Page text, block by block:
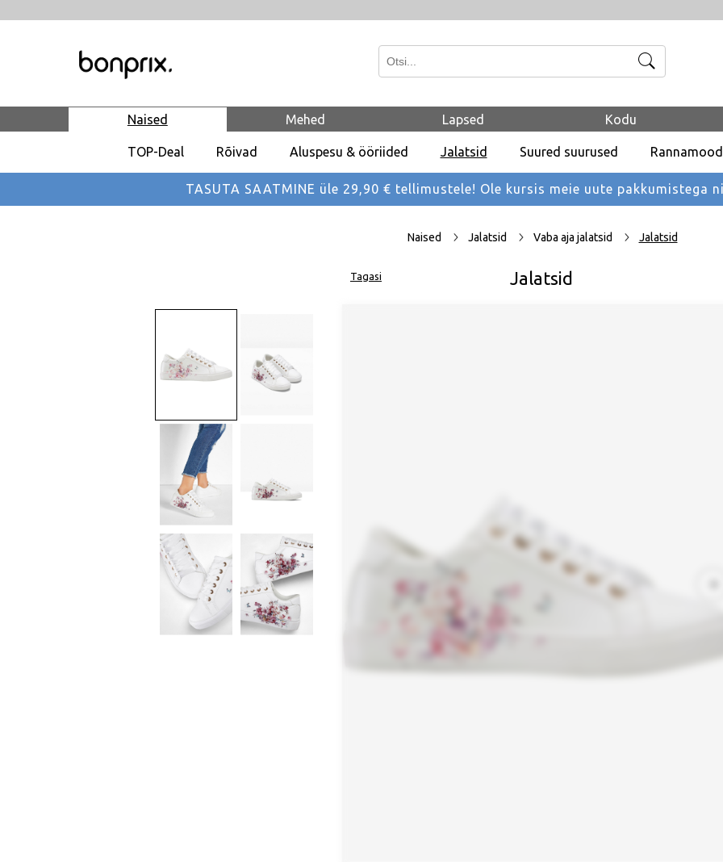
Otsi
Naised
TOP-Deal Rõivad Aluspesu & ööriided Jalatsid Suured suurused Rannamood
Mehed Lapsed Kodu
TASUTA SAATMINE üle 29,90 € tellimustele! Ole kursis meie uute pakkumistega
Naised Jalatsid Vaba aja jalatsid Jalatsid
Tagasi Jalatsid